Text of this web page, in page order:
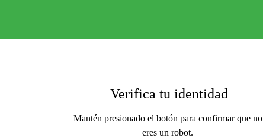
Verifica tu identidad
Mantén presionado el botón para confirmar que no
eres un robot.